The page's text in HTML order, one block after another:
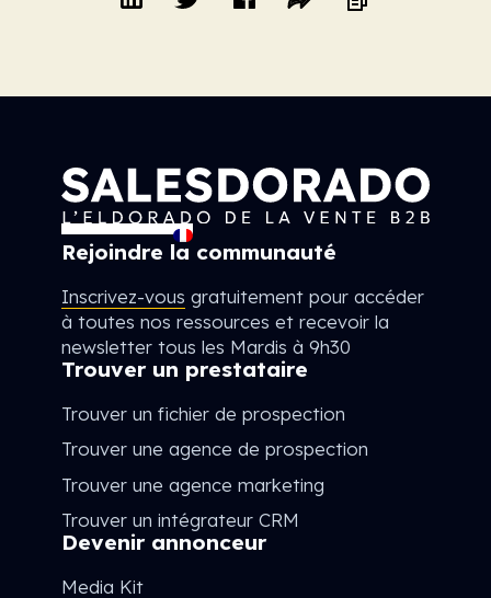
Rejoindre la communauté
Inscrivez-vous gratuitement pour accéder
à toutes nos ressources et recevoir la
newsletter tous les Mardis à 9h30
Trouver un prestataire
Trouver un fichier de prospection
Trouver une agence de prospection
Trouver une agence marketing
Trouver un intégrateur CRM
Devenir annonceur
Media Kit